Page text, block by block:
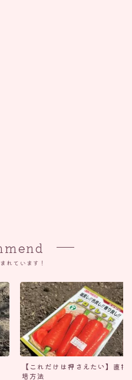
れています！
【これだけは押さえたい】直播
培方法